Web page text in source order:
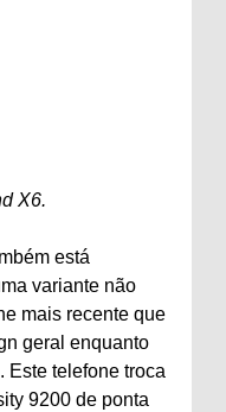
X6.
está
variante não
mais recente que
geral enquanto
Este telefone troca
9200 de ponta